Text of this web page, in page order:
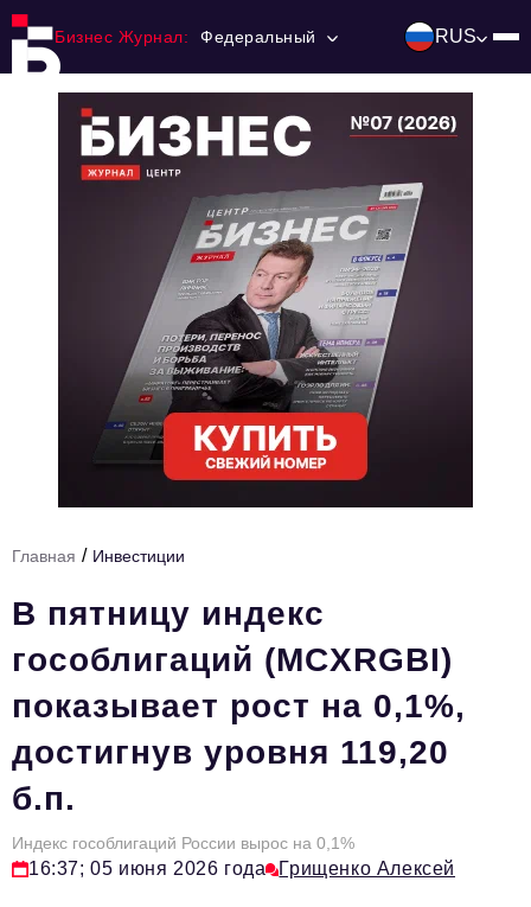
Бизнес Журнал: Федеральный RUS
Ниши и рынки
Технологии и тренды
HR
Персона номера
Юридический практикум
Стиль жизни
Туризм
Импортозамещение
Главная / Инвестиции
В пятницу индекс
гособлигаций (MCXRGBI)
показывает рост на 0,1%,
достигнув уровня 119,20
б.п.
Индекс гособлигаций России вырос на 0,1%
16:37; 05 июня 2026 года Грищенко Алексей